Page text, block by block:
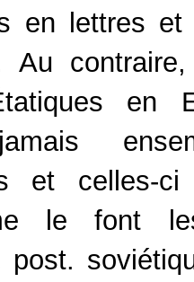
en lettres et
Au
en
et celles-
le font
post.